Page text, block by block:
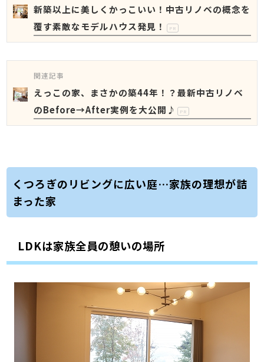
新築以上に美しくかっこいい！中古リノベの概念を
覆す素敵なモデルハウス発見！
PR
関連記事
えっこの家、まさかの築44年！？最新中古リノベ
のBefore→After実例を大公開♪
PR
くつろぎのリビングに広い庭…家族の理想が詰
まった家
LDKは家族全員の憩いの場所